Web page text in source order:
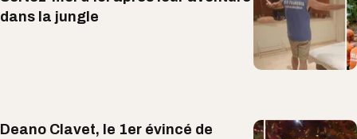
dans la jungle
Deano Clavet, le 1er évincé de